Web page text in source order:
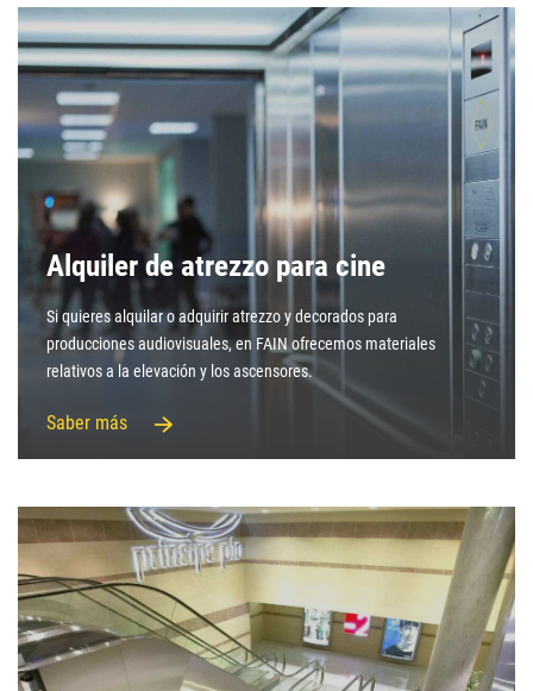
Alquiler de atrezzo para cine
Si quieres alquilar o adquirir atrezzo y decorados para
producciones audiovisuales, en FAIN ofrecemos materiales
relativos a la elevación y los ascensores.
Saber más